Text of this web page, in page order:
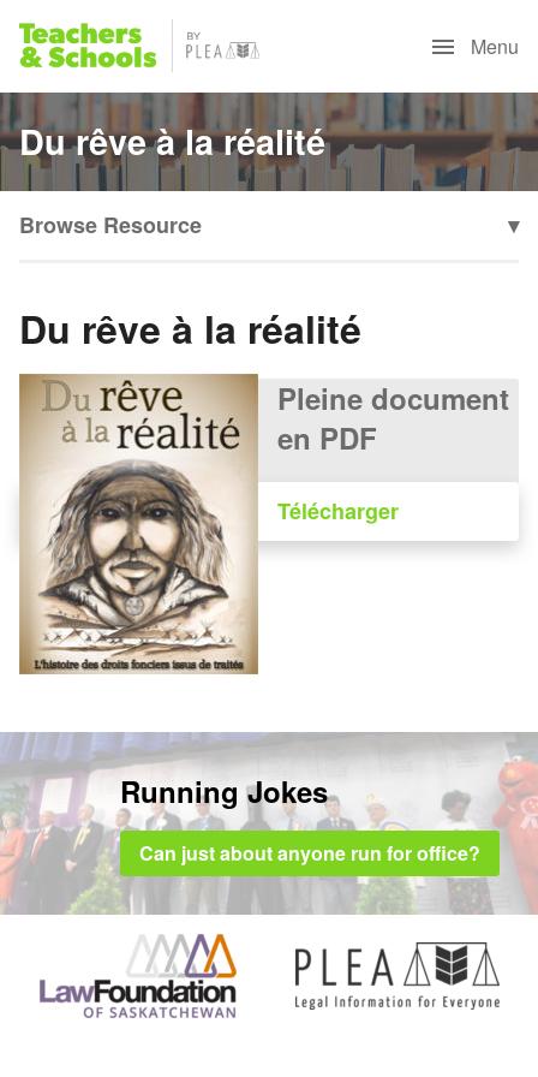
Menu
Du rêve à la réalité
Browse Resource ▾
Du rêve à la réalité
Pleine document
en PDF
Télécharger
Running Jokes
Can just about anyone run for office?